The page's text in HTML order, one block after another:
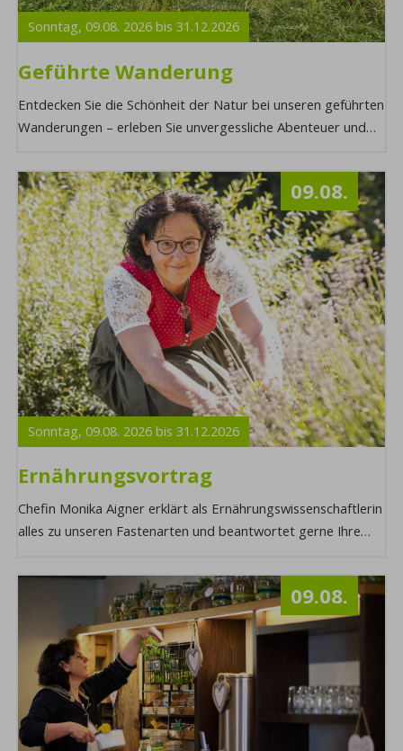
Sonntag,09.08. 2026 bis31.12.2026
Geführte Wanderung
Entdecken Sie die Schönheit der Natur bei unseren geführten
Wanderungen – erleben Sie unvergessliche Abenteuer und
Sonntag,09.08. 2026 bis31.12.2026
09.08.
Ernährungsvortrag
Chefin Monika Aigner erklärt als Ernährungswissenschaftlerin
alles zu unseren Fastenarten und beantwortet gerne Ihre
09.08.